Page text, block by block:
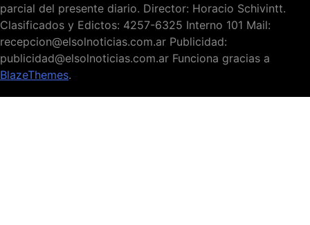
parcial del presente diario. Director: Horacio Schivintt.
Clasificados y Edictos: 4257-6325 Interno 101 Mail:
recepcion@elsolnoticias.com.ar Publicidad:
publicidad@elsolnoticias.com.ar Funciona gracias a
BlazeThemes.